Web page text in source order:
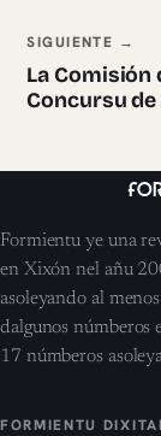
SIGUIENTE →
La Comisión
Concursu
Formientu ye una
en Xixón nel añu
asoleyando al
dalgunos númberos
17 númberos
FORMIENTU